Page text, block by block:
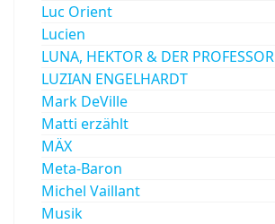
Luc Orient
Lucien
LUNA, HEKTOR & DER PROFESSOR
LUZIAN ENGELHARDT
Mark DeVille
Matti erzählt
MÄX
Meta-Baron
Michel Vaillant
Musik